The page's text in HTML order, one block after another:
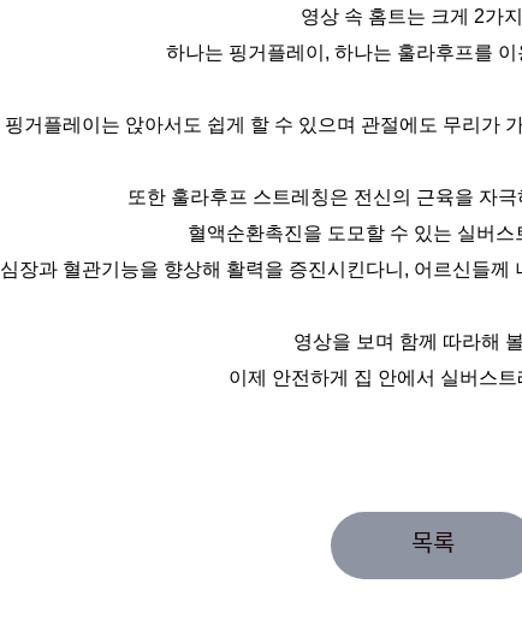
영상 속 홈트는 크게 2가
하나는 핑거플레이, 하나는 훌라후프를
핑거플레이는 앉아서도 쉽게 할 수 있으며 관절에도 무리가
또한 훌라후프 스트레칭은 전신의 근육을 자
혈액순환촉진을 도모할 수 있는 실버
심장과 혈관기능을 향상해 활력을 증진시킨다니, 어르신들께
영상을 보며 함께 따라해
이제 안전하게 집 안에서 실버스
목록